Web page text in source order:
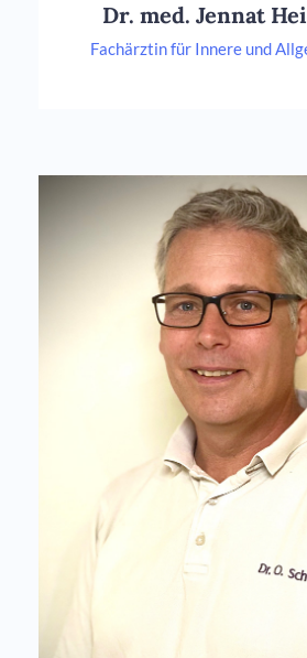
Dr. med. Jennat
Fachärztin für Innere und